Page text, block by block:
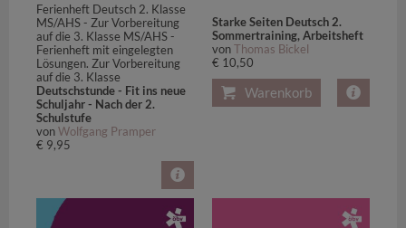
Ferienheft Deutsch 2. Klasse
MS/AHS - Zur Vorbereitung
auf die 3. Klasse MS/AHS -
Ferienheft mit eingelegten
Lösungen. Zur Vorbereitung
auf die 3. Klasse
Deutschstunde - Fit ins neue
Schuljahr - Nach der 2.
Schulstufe
vonWolfgang Pramper
€ 9,95
Starke Seiten Deutsch 2.
Sommertraining, Arbeitsheft
vonThomas Bickel
€ 10,50
Warenkorb